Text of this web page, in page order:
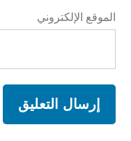
الموقع الإلكتروني